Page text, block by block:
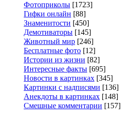
Фотоприколы [1723]
Гифки онлайн [88]
Знаменитости [450]
Демотиваторы [145]
Животный мир [246]
Бесплатные фото [12]
Истории из жизни [82]
Интересные факты [695]
Новости в картинках [345]
Картинки с надписями [136]
Анекдоты в картинках [148]
Смешные комментарии [157]